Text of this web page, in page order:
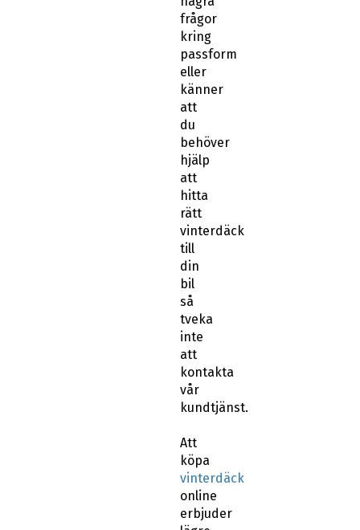
kring
passform
eller
känner
att
du
behöver
hjälp
att
hitta
rätt
vinterdäck
till
din
bil
så
tveka
inte
att
kontakta
vår
kundtjänst.
Att
vinterdäck
online
erbjuder
lägre
priser,